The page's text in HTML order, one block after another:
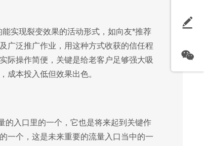
实现裂变效果的活动形式，如向友*推荐
广泛推广作业，用这种方式收获的信任程
际操作简便，关键是给老客户足够强大吸
成本投入低但效果出色。
的入口里的一个，它也是将来起到关键作
一个，这是未来重要的流量入口当中的一